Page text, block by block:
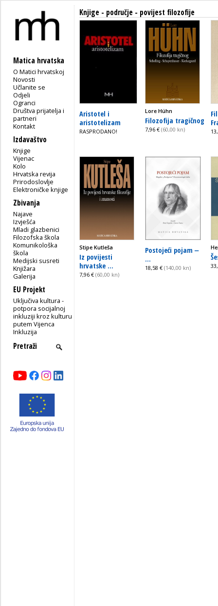
Matica hrvatska
O Matici hrvatskoj
Novosti
Učlanite se
Odjeli
Ogranci
Društva prijatelja i
partneri
Kontakt
Izdavaštvo
Knjige
Vijenac
Kolo
Hrvatska revija
Prirodoslovlje
Elektroničke knjige
Zbivanja
Najave
Izvješća
Mladi glazbenici
Filozofska škola
Komunikološka
škola
Medijski susreti
Knjižara
Galerija
EU Projekt
Uključiva kultura -
potpora socijalnoj
inkluziji kroz kulturu
putem Vijenca
Inkluzija
Knjige - područje - povijest filozofije
Aristotel i
aristotelizam
RASPRODANO!
Lore Hühn
Filozofija tragičnog
7,96 € (60,00 kn)
Stipe Kutleša
Iz povijesti
hrvatske ...
7,96 € (60,00 kn)
Postojeći pojam ‒
...
18,58 € (140,00 kn)